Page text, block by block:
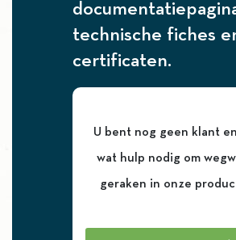
technische fiches
certificaten.
U bent nog geen klant
wat hulp nodig om
geraken in onze